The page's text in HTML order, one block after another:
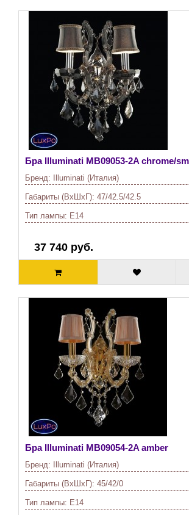
Бра Illuminati MB09053-2A chrome/
Бренд: Illuminati (Италия)
Габариты (ВхШхГ): 47/42.5/42.5
Тип лампы: E14
37 740 руб.
Бра Illuminati MB09054-2A amber
Бренд: Illuminati (Италия)
Габариты (ВхШхГ): 45/42/0
Тип лампы: E14